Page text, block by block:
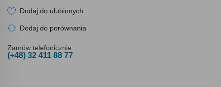
Dodaj do ulubionych
Dodaj do porównania
Zamów telefonicznie
(+48) 32 411 88 77